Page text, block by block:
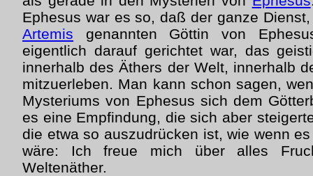
Ephesus war es so, daß der ganze
Artemis genannten Göttin von
eigentlich darauf gerichtet war, das
innerhalb des Äthers der Welt, innerhalb
mitzuerleben. Man kann schon sagen,
Mysteriums von Ephesus sich dem
es eine Empfindung, die sich aber
die etwa so auszudrücken ist, wie wenn
wäre: Ich freue mich über alles
Weltenäther.